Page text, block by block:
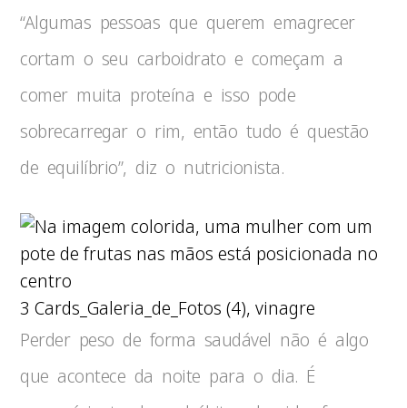
“Algumas pessoas que querem emagrecer
cortam o seu carboidrato e começam a
comer muita proteína e isso pode
sobrecarregar o rim, então tudo é questão
de equilíbrio”, diz o nutricionista.
3 Cards_Galeria_de_Fotos (4), vinagre
Perder peso de forma saudável não é algo
que acontece da noite para o dia. É